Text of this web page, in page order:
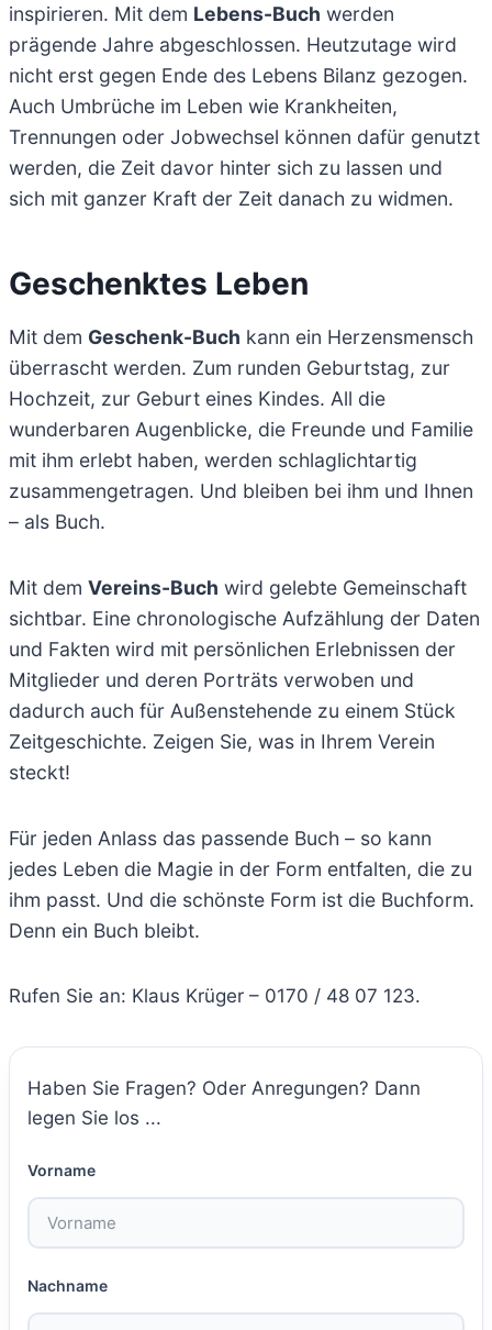
inspirieren. Mit dem Lebens-Buch werden
prägende Jahre abgeschlossen. Heutzutage wird
nicht erst gegen Ende des Lebens Bilanz gezogen.
Auch Umbrüche im Leben wie Krankheiten,
Trennungen oder Jobwechsel können dafür genutzt
werden, die Zeit davor hinter sich zu lassen und
sich mit ganzer Kraft der Zeit danach zu widmen.
Geschenktes Leben
Mit dem Geschenk-Buch kann ein Herzensmensch
überrascht werden. Zum runden Geburtstag, zur
Hochzeit, zur Geburt eines Kindes. All die
wunderbaren Augenblicke, die Freunde und Familie
mit ihm erlebt haben, werden schlaglichtartig
zusammengetragen. Und bleiben bei ihm und Ihnen
– als Buch.
Mit dem Vereins-Buch wird gelebte Gemeinschaft
sichtbar. Eine chronologische Aufzählung der Daten
und Fakten wird mit persönlichen Erlebnissen der
Mitglieder und deren Porträts verwoben und
dadurch auch für Außenstehende zu einem Stück
Zeitgeschichte. Zeigen Sie, was in Ihrem Verein
steckt!
Für jeden Anlass das passende Buch – so kann
jedes Leben die Magie in der Form entfalten, die zu
ihm passt. Und die schönste Form ist die Buchform.
Denn ein Buch bleibt.
Rufen Sie an: Klaus Krüger – 0170 / 48 07 123.
Haben Sie Fragen? Oder Anregungen? Dann
legen Sie los ...
Vorname
Nachname